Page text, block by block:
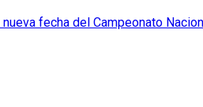
fecha del Campeonato